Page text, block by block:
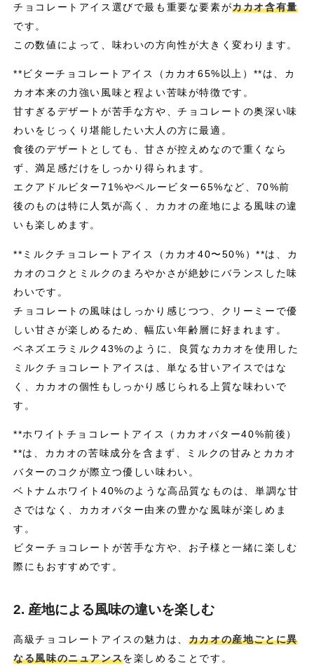
チョコレートアイス選びで最も重要な要素がカカオ含有量
です。
この数値によって、味わいの方向性が大きく変わります。
**ビターチョコレートアイス（カカオ65%以上）**は、カ
カオ本来の力強い風味と程よい苦味が特徴です。
甘すぎるデザートが苦手な方や、チョコレートの奥深い味
わいをじっくり堪能したい大人の方に最適。
食後のデザートとしても、甘さが控えめなので重くなら
ず、満足感だけをしっかり得られます。
エクアドルビター71%やペルービター65%など、70%前
後のものは特に人気が高く、カカオの産地による風味の違
いも楽しめます。
**ミルクチョコレートアイス（カカオ40〜50%）**は、カ
カオのコクとミルクのまろやかさが絶妙にバランスした味
わいです。
チョコレートの風味はしっかり感じつつ、クリーミーで優
しい甘さが楽しめるため、幅広い年齢層に好まれます。
ベネズエラミルク43%のように、良質なカカオを使用した
ミルクチョコレートアイスは、単なる甘いアイスではな
く、カカオの個性もしっかり感じられる上質な味わいで
す。
**ホワイトチョコレートアイス（カカオバター40%前後）
**は、カカオの苦味成分を含まず、ミルクの甘みとカカオ
バターのコクが際立つ優しい味わい。
ベトナムホワイト40%のような高品質なものは、単調な甘
さではなく、カカオバター由来の豊かな風味が楽しめま
す。
ビターチョコレートが苦手な方や、お子様と一緒に楽しむ
際にもおすすめです。
2. 産地による風味の違いを楽しむ
高級チョコレートアイスの魅力は、 カカオの産地ごとに異
なる風味のニュアンスを楽しめることです。